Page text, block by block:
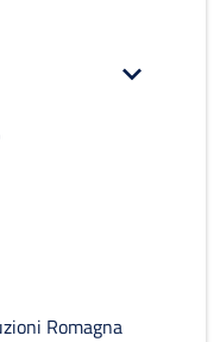
Romagna